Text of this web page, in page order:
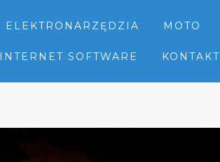
ELEKTRONARZĘDZIA MOTO
INTERNET SOFTWARE KONTAKT